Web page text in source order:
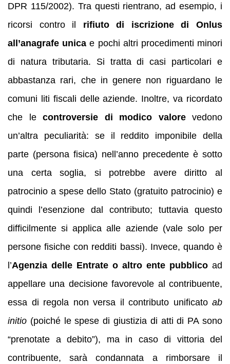
DPR 115/2002). Tra questi rientrano, ad esempio, i
ricorsi contro il rifiuto di iscrizione di Onlus
all’anagrafe unica e pochi altri procedimenti minori
di natura tributaria. Si tratta di casi particolari e
abbastanza rari, che in genere non riguardano le
comuni liti fiscali delle aziende. Inoltre, va ricordato
che le controversie di modico valorevedono
un’altra peculiarità: se il reddito imponibile della
parte (persona fisica) nell’anno precedente è sotto
una certa soglia, si potrebbe avere diritto al
patrocinio a spese dello Stato (gratuito patrocinio) e
quindi l’esenzione dal contributo; tuttavia questo
difficilmente si applica alle aziende (vale solo per
persone fisiche con redditi bassi). Invece, quando è
l’Agenzia delle Entrate o altro ente pubblico ad
appellare una decisione favorevole al contribuente,
essa di regola non versa il contributo unificato ab
initio (poiché le spese di giustizia di atti di PA sono
“prenotate a debito”), ma in caso di vittoria del
contribuente, sarà condannata a rimborsare il